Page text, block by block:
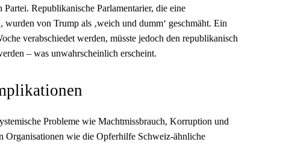
Republikanische Parlamentarier, die eine
von Trump als ‚weich und dumm‘ geschmäht. Ein
verabschiedet werden, müsste jedoch den republikanisch
– was unwahrscheinlich erscheint.
Probleme wie Machtmissbrauch, Korruption und
Organisationen wie die Opferhilfe Schweiz-ähnliche